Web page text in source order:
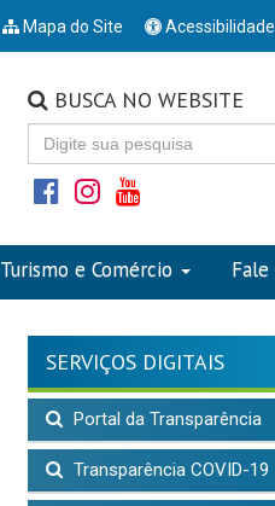
Mapa do Site Acessibilidade
BUSCA NO WEBSITE
Turismo e Comércio Fale
SERVIÇOS DIGITAIS
Portal da Transparência
Transparência COVID-19